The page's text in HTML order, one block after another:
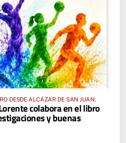
DESDE ALCÁZAR DE SAN JUAN:
colabora en el libro
y buenas